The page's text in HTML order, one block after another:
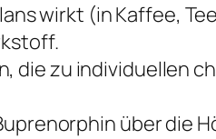
wirkt (in Kaffee,
die zu individuellen
über die